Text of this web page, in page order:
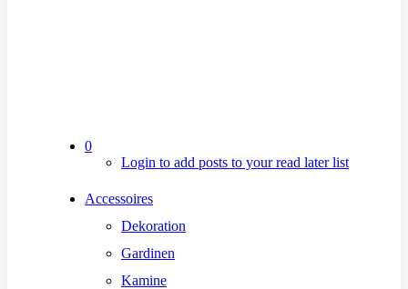
0
Login to add posts to your read later list
Accessoires
Dekoration
Gardinen
Kamine